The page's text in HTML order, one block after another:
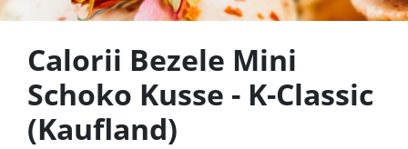
Calorii Bezele Mini
Schoko Kusse - K-Classic
(Kaufland)